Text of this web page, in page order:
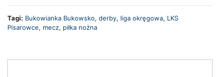
Tagi: Bukowianka Bukowsko, derby, liga okręgowa, LKS
Pisarowce, mecz, piłka nożna